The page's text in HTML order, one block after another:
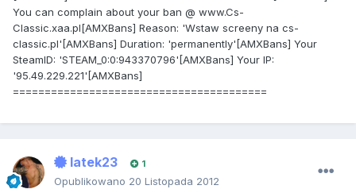
You can complain about your ban @ www.Cs-
Classic.xaa.pl[AMXBans] Reason: 'Wstaw screeny na cs-
classic.pl'[AMXBans] Duration: 'permanently'[AMXBans] Your
SteamID: 'STEAM_0:0:943370796'[AMXBans] Your IP:
'95.49.229.221'[AMXBans]
========================================
latek23 1
Opublikowano 20 Listopada 2012